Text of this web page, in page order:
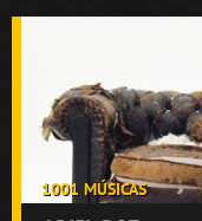
1001 MÚSICAS